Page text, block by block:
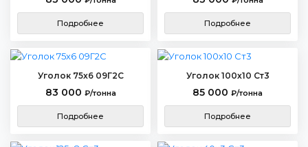
Подробнее Подробнее
Уголок 75х6 09Г2С
83 000 ₽/тонна
Подробнее
Уголок 100х10 Ст3
85 000 ₽/тонна
Подробнее